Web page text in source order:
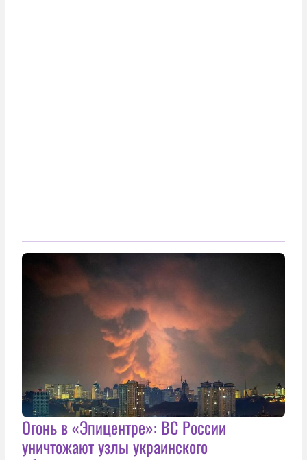
Огонь в «Эпицентре»: ВС России
уничтожают узлы украинского